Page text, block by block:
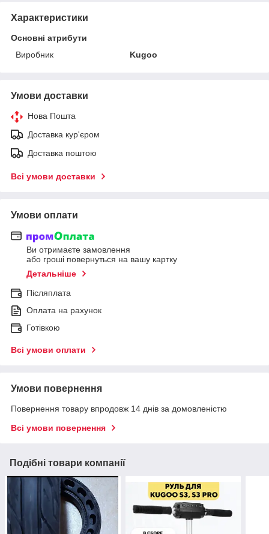
Характеристики
Основні атрибути
Виробник
Kugoo
Умови доставки
Нова Пошта
Доставка кур'єром
Доставка поштою
Всі умови доставки
Умови оплати
Ви отримаєте замовлення
або гроші повернуться на вашу картку
Детальніше
Післяплата
Оплата на рахунок
Готівкою
Всі умови оплати
Умови повернення
Повернення товару впродовж 14 днів за домовленістю
Всі умови повернення
Подібні товари компанії